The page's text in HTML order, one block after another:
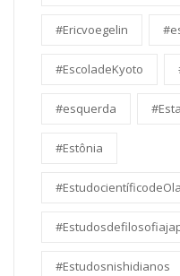
#Ericvoegelin
#EscoladeKyoto
#esquerda
#Estônia
#Estudosnishidianos